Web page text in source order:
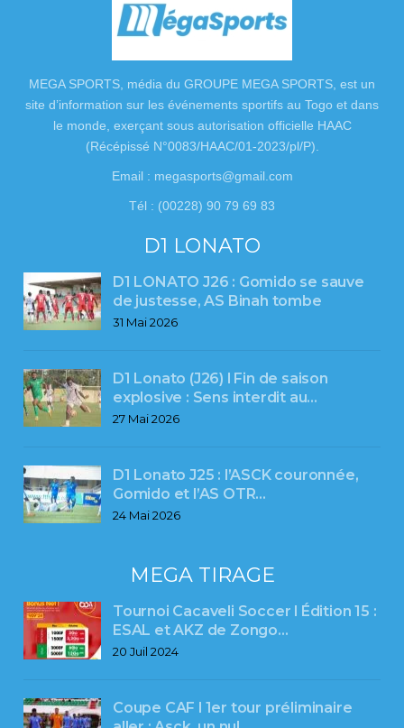
MEGA SPORTS, média du GROUPE MEGA SPORTS, est un
site d’information sur les événements sportifs au Togo et dans
le monde, exerçant sous autorisation officielle HAAC
(Récépissé N°0083/HAAC/01-2023/pl/P).
Email : megasports@gmail.com
Tél : (00228) 90 79 69 83
D1 LONATO
D1 LONATO J26 : Gomido se sauve
de justesse, AS Binah tombe
31 Mai 2026
D1 Lonato (J26) l Fin de saison
explosive : Sens interdit au…
27 Mai 2026
D1 Lonato J25 : l’ASCK couronnée,
Gomido et l’AS OTR…
24 Mai 2026
MEGA TIRAGE
Tournoi Cacaveli Soccer l Édition 15 :
ESAL et AKZ de Zongo…
20 Juil 2024
Coupe CAF l 1er tour préliminaire